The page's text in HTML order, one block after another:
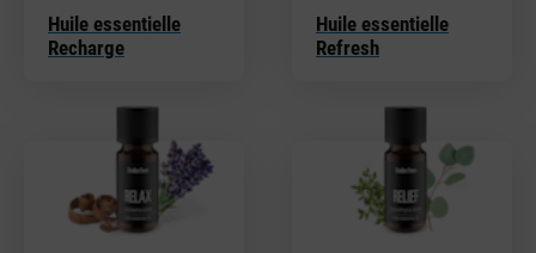
Huile essentielle
Recharge
Huile essentielle
Refresh